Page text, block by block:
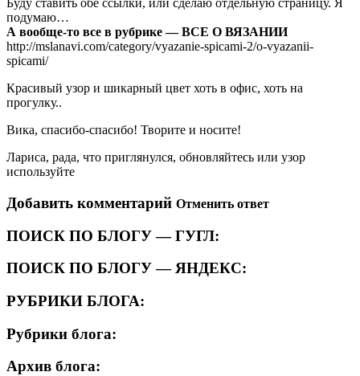
Буду ставить обе ссылки, или сделаю отдельную страницу. Я
подумаю…
А вообще-то все в рубрике — ВСЕ О ВЯЗАНИИ
http://mslanavi.com/category/vyazanie-spicami-2/o-vyazanii-
spicami/
Красивый узор и шикарный цвет хоть в офис, хоть на
прогулку..
Вика, спасибо-спасибо! Творите и носите!
Лариса, рада, что приглянулся, обновляйтесь или узор
используйте
Добавить комментарий Отменить ответ
ПОИСК ПО БЛОГУ — ГУГЛ:
ПОИСК ПО БЛОГУ — ЯНДЕКС:
РУБРИКИ БЛОГА:
Рубрики блога:
Архив блога: